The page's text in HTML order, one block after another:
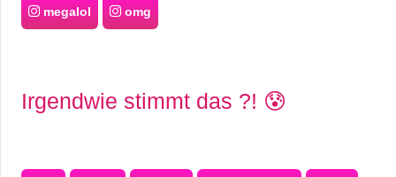
megalol omg
Irgendwie stimmt das ?! 😰